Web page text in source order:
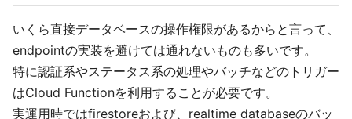
いくら直接データベースの操作権限があるからと言って、
endpointの実装を避けては通れないものも多いです。
特に認証系やステータス系の処理やバッチなどのトリガー
はCloud Functionを利用することが必要です。
実運用時ではfirestoreおよび、realtime databaseのバッ